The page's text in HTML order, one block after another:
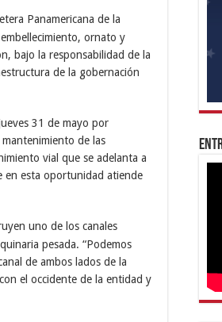
Panamericana de la
ornato y
bajo la responsabilidad de la
de la gobernación
31 de mayo por
de las
vial que se adelanta a
en esta oportunidad atiende
uno de los canales
pesada. “Podemos
de ambos lados de la
el occidente de la entidad y